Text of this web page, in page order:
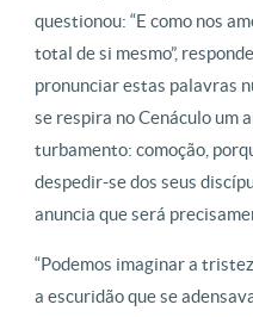
questionou: “E como nos
total de si mesmo”,
pronunciar estas palavras
se respira no Cenáculo um
turbamento: comoção,
despedir-se dos seus
anuncia que será
“Podemos imaginar a
a escuridão que se